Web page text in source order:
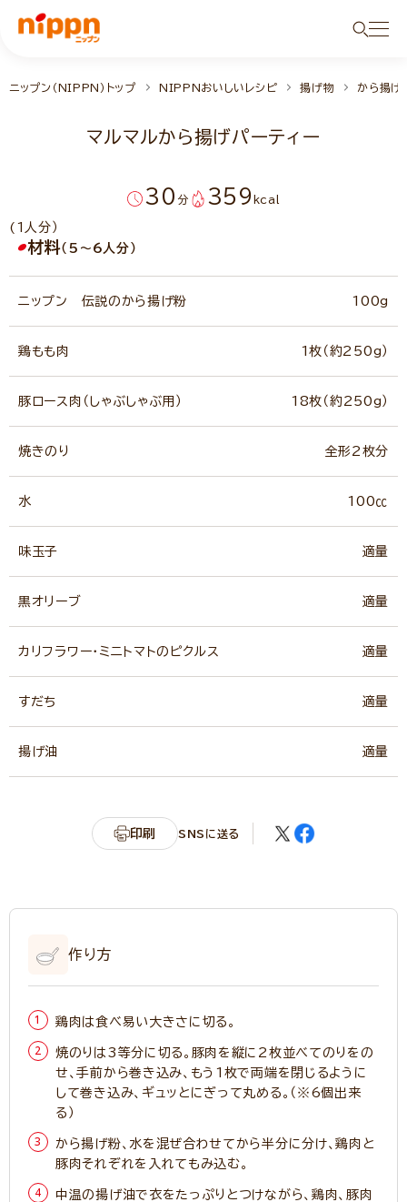
ニップン（NIPPN）トップ NIPPNおいしいレシピ 揚げ物 から揚げ
マルマルから揚げパーティー
30 分 359 kcal
(1人分）
材料（5～6人分）
ニップン 伝説のから揚げ粉 100g
鶏もも肉 1枚（約250g）
豚ロース肉（しゃぶしゃぶ用） 18枚（約250g）
焼きのり 全形2枚分
水 100㏄
味玉子 適量
黒オリーブ 適量
カリフラワー・ミニトマトのピクルス 適量
すだち 適量
揚げ油 適量
印刷 SNSに送る
作り方
鶏肉は食べ易い大きさに切る。
焼のりは3等分に切る。豚肉を縦に2枚並べてのりをの
せ、手前から巻き込み、もう1枚で両端を閉じるように
して巻き込み、ギュッとにぎって丸める。（※6個出来
る）
から揚げ粉、水を混ぜ合わせてから半分に分け、鶏肉と
豚肉それぞれを入れてもみ込む。
中温の揚げ油で衣をたっぷりとつけながら、鶏肉、豚肉